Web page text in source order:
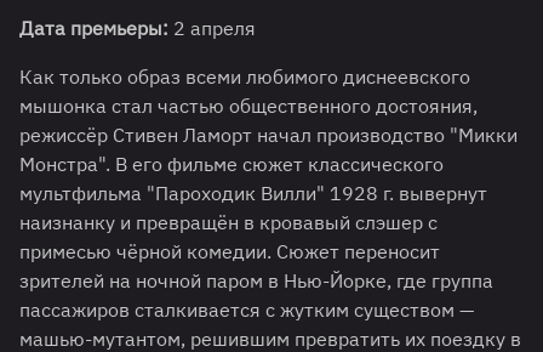
Дата премьеры: 2 апреля
Как только образ всеми любимого диснеевского
мышонка стал частью общественного достояния,
режиссёр Стивен Ламорт начал производство "Микки
Монстра". В его фильме сюжет классического
мультфильма "Пароходик Вилли" 1928 г. вывернут
наизнанку и превращён в кровавый слэшер с
примесью чёрной комедии. Сюжет переносит
зрителей на ночной паром в Нью-Йорке, где группа
пассажиров сталкивается с жутким существом —
машью-мутантом, решившим превратить их поездку в